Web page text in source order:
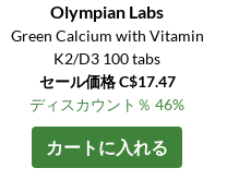
Olympian Labs
Green Calcium with Vitamin
K2/D3 100 tabs
セール価格 C$17.47
ディスカウント％ 46%
カートに入れる